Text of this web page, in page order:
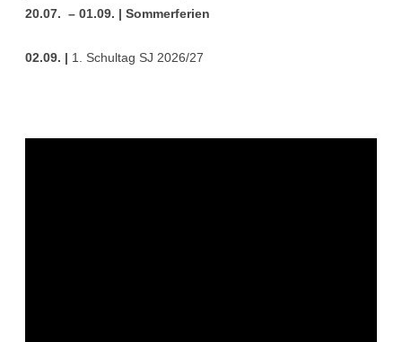
20.07. – 01.09. | Sommerferien
02.09. | 1. Schultag SJ 2026/27